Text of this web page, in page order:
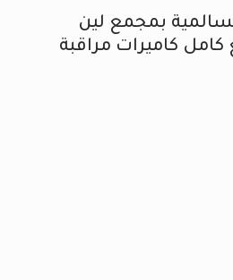
بمجمع لين
كاميرات مراقبة